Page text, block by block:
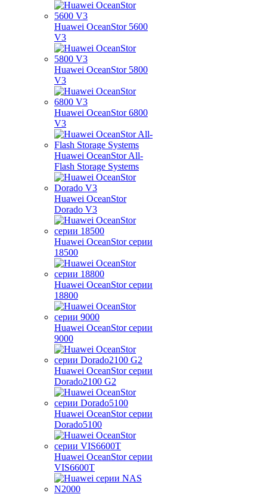
Huawei OceanStor 5600
V3
Huawei OceanStor 5800
V3
Huawei OceanStor 6800
V3
Huawei OceanStor All-
Flash Storage Systems
Huawei OceanStor
Dorado V3
Huawei OceanStor серии
18500
Huawei OceanStor серии
18800
Huawei OceanStor серии
9000
Huawei OceanStor серии
Dorado2100 G2
Huawei OceanStor серии
Dorado5100
Huawei OceanStor серии
VIS6600T